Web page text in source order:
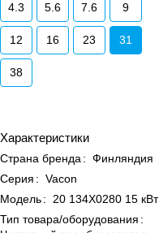
4.3 5.6 7.6 9
12 16 23 31
38
Характеристики
Страна бренда : Финляндия
Серия : Vacon
Модель:
20 134X0280 15 кВт
Тип товара/оборудования :